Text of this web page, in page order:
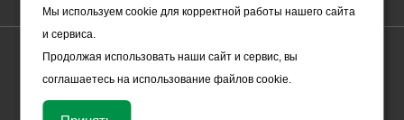
Цены, указанные на сайте, носят справочный характер и не
являются офертой (в соответствии со ст. 435 ГК РФ). Они могут
Мы используем cookie для корректной работы нашего сайта
и сервиса.
Продолжая использовать наши сайт и сервис, вы
соглашаетесь на использование файлов cookie.